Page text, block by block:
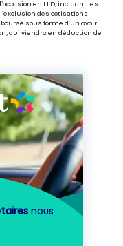
en LLD, incluant les
des cotisations
sous forme d’un avoir
qui viendra en déduction de
nous